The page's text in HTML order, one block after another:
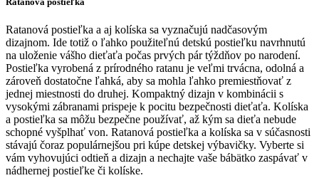
Ratanová postieľka a aj kolíska sa vyznačujú nadčasovým
dizajnom. Ide totiž o ľahko použiteľnú detskú postieľku navrhnutú
na uloženie vášho dieťaťa počas prvých pár týždňov po narodení.
Postieľka vyrobená z prírodného ratanu je veľmi trvácna, odolná a
zároveň dostatočne ľahká, aby sa mohla ľahko premiestňovať z
jednej miestnosti do druhej. Kompaktný dizajn v kombinácii s
vysokými zábranami prispeje k pocitu bezpečnosti dieťaťa. Kolíska
a postieľka sa môžu bezpečne používať, až kým sa dieťa nebude
schopné vyšplhať von. Ratanová postieľka a kolíska sa v súčasnosti
stávajú čoraz populárnejšou pri kúpe detskej výbavičky. Vyberte si
vám vyhovujúci odtieň a dizajn a nechajte vaše bábätko zaspávať v
nádhernej postieľke či kolíske.